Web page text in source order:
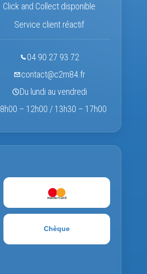
Click and Collect disponible
Service client réactif
04 90 27 93 72
contact@c2m84.fr
Du lundi au vendredi
8h00 – 12h00 / 13h30 – 17h00
mastercard
Chèque